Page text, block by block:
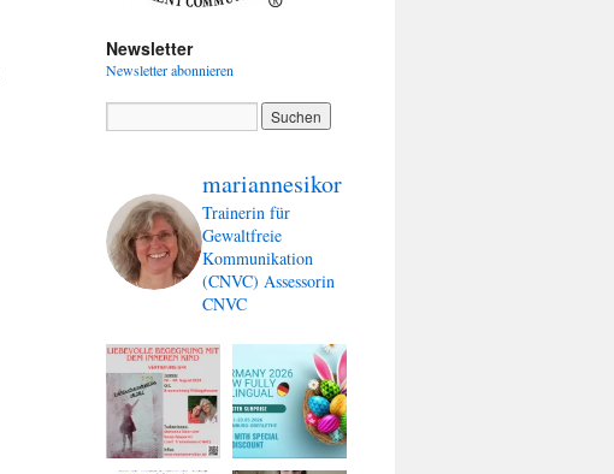
Newsletter
Newsletter abonnieren
mariannesikor
Trainerin für
Gewaltfreie
Kommunikation
(CNVC) Assessorin
CNVC